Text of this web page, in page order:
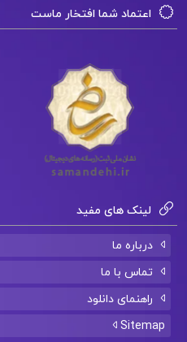
اعتماد شما افتخار ماست
لینک های مفید
درباره ما
تماس با ما
راهنمای دانلود
Sitemap